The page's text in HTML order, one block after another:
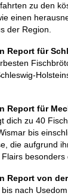
zu den
einen
der Region.
Report für
Report für
dich zu 40
bis
die aufgrund
Report von
bis nach